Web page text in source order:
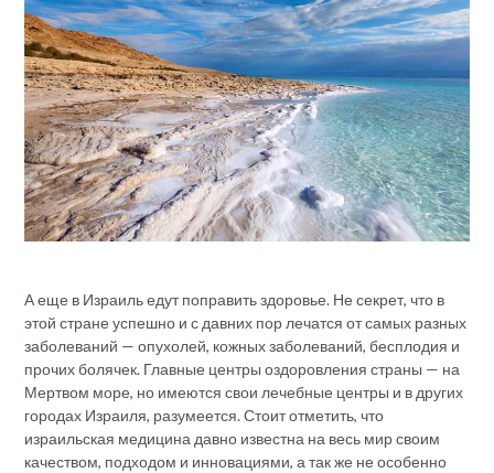
А еще в Израиль едут поправить здоровье. Не секрет, что в
этой стране успешно и с давних пор лечатся от самых разных
заболеваний — опухолей, кожных заболеваний, бесплодия и
прочих болячек. Главные центры оздоровления страны — на
Мертвом море, но имеются свои лечебные центры и в других
городах Израиля, разумеется. Стоит отметить, что
израильская медицина давно известна на весь мир своим
качеством, подходом и инновациями, а так же не особенно